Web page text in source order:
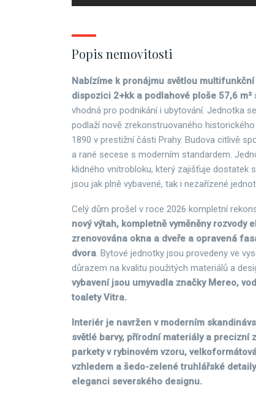
Popis nemovitosti
Nabízíme k pronájmu světlou
dispozici 2+kk a podlahové ploše 57,6 m²
vhodná pro podnikání i ubytování. Jednotka
podlaží nově zrekonstruovaného
1890 v prestižní části Prahy. Budova citlivě
a rané secese s moderním standardem.
klidného vnitrobloku, který zajišťuje dostatek
jsou jak plně vybavené, tak i nezařízené
Celý dům prošel v roce 2026 kompletní
nový výtah, kompletně vyměněny rozvody
zrenovována okna a dveře a opravená
dvora. Bytové jednotky jsou provedeny ve
důrazem na kvalitu použitých materiálů a
vybavení jsou umyvadla značky Mereo,
toalety Vitra.
Interiér je navržen v moderním
světlé barvy, přírodní materiály a precizní
parkety v rybinovém vzoru,
vzhledem a šedo-zelené truhlářské
eleganci severského designu.